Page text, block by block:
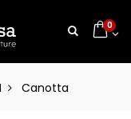
0
Canotta